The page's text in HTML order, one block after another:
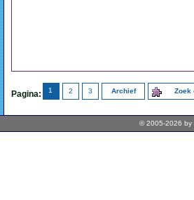
Pagina: 1 2 3 Archief Zoek
© 2005-2026 by